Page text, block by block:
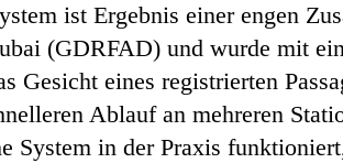
ist Ergebnis einer engen
(GDRFAD) und wurde mit
Gesicht eines registrierten
Ablauf an mehreren
System in der Praxis